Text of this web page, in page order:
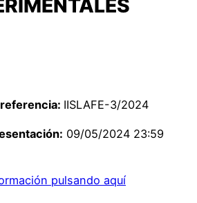
IISLAFE-3/2024
09/05/2024 23:59
pulsando aquí